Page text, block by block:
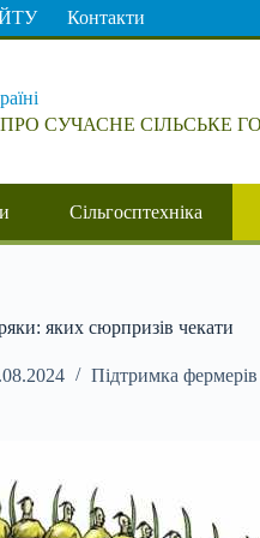
Контакти
СУЧАСНЕ СІЛЬСЬКЕ
Сільгосптехніка
яких сюрпризів чекати
Підтримка фермерів